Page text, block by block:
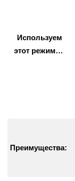
Используем
этот режим…
Преимущества: